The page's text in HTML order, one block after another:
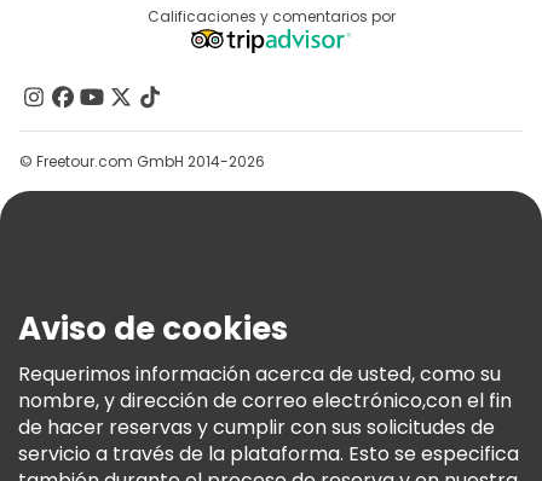
Programa De Afiliados
Contacto
Grupos
Ayuda
Términos E Información Legal
Política De Cookies
Freetour Premios
Programa De Fidelidad
Calificaciones y comentarios por
© Freetour.com GmbH 2014-2026
Aviso de cookies
Requerimos información acerca de usted, como su
nombre, y dirección de correo electrónico,con el fin
de hacer reservas y cumplir con sus solicitudes de
servicio a través de la plataforma. Esto se especifica